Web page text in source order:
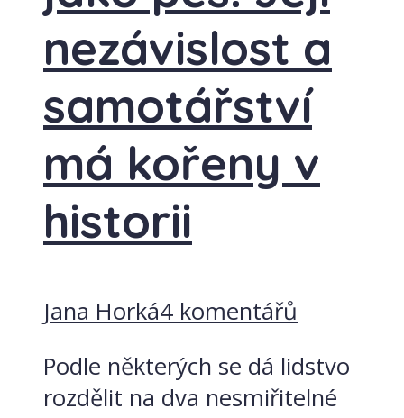
nezávislost a
samotářství
má kořeny v
historii
Jana Horká4 komentářů
Podle některých se dá lidstvo
rozdělit na dva nesmiřitelné